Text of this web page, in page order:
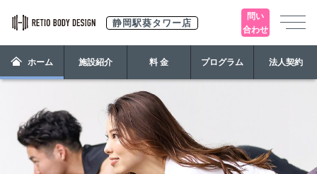
静岡駅葵タワー店
問い
合わせ
ホーム 施設紹介 料 金 プログラム 法人契約